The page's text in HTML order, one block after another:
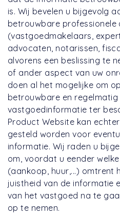
is. Wij bevelen u bijgevolg
betrouwbare professionele
(vastgoedmakelaars,
advocaten, notarissen,
alvorens een beslissing te
of ander aspect van uw
doen al het mogelijke om
betrouwbare en
vastgoedinformatie ter
Product Website kan
gesteld worden voor
informatie. Wij raden u
om, voordat u eender
(aankoop, huur,...) omtrent
juistheid van de informatie
van het vastgoed na te
op te nemen.